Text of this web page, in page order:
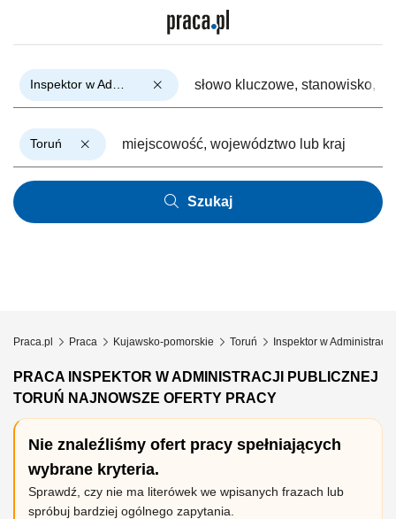
Toruń
Szukaj
Praca.pl Praca Kujawsko-pomorskie Toruń Inspektor w
PRACA INSPEKTOR W ADMINISTRACJI PUBLICZNEJ
TORUŃ NAJNOWSZE OFERTY PRACY
Nie znaleźliśmy ofert pracy spełniających
wybrane kryteria.
Sprawdź, czy nie ma literówek we wpisanych frazach lub
spróbuj bardziej ogólnego zapytania.